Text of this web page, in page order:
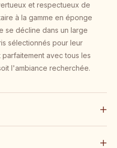
et respectueux de
à la gamme en éponge
se décline dans un large
sélectionnés pour leur
avec tous les
l'ambiance recherchée.